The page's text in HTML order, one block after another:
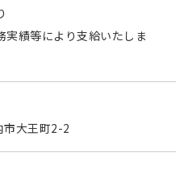
績等により支給いたしま
市大王町2-2